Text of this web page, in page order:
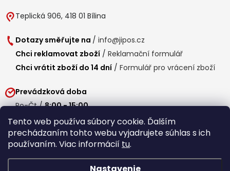
Tento web používa súbory cookie. Ďalším
prechádzaním tohto webu vyjadrujete súhlas s ich
používaním. Viac informácií tu.
Teplická 906, 418 01 Bílina
Dotazy směřujte na / info@jipos.cz
Chci reklamovat zboží / Reklamační formulář
Chci vrátit zboží do 14 dní / Formulář pro vrácení zboží
Prevádzková doba
Po-Čt /8:00 - 15:00
Pá / 7:30 - 14:30
Obedňajšia prestávka /11:00 - 11:30